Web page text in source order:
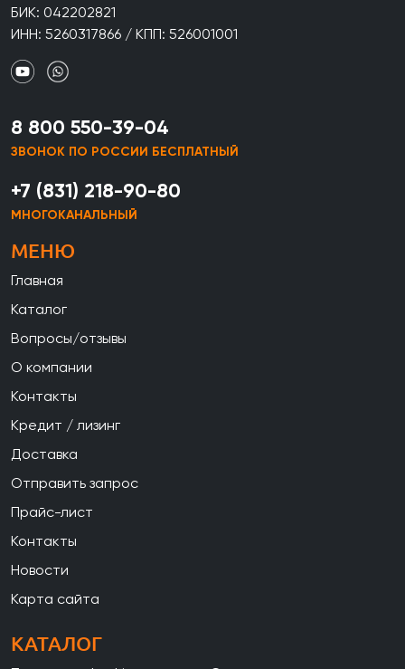
БИК: 042202821
ИНН: 5260317866 / КПП: 526001001
8 800 550-39-04
ЗВОНОК ПО РОССИИ БЕСПЛАТНЫЙ
+7 (831) 218-90-80
МНОГОКАНАЛЬНЫЙ
МЕНЮ
Главная
Каталог
Вопросы/отзывы
О компании
Контакты
Кредит / лизинг
Доставка
Отправить запрос
Прайс-лист
Контакты
Новости
Карта сайта
КАТАЛОГ